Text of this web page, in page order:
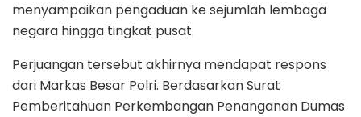
menyampaikan pengaduan ke sejumlah lembaga
negara hingga tingkat pusat.
Perjuangan tersebut akhirnya mendapat respons
dari Markas Besar Polri. Berdasarkan Surat
Pemberitahuan Perkembangan Penanganan Dumas